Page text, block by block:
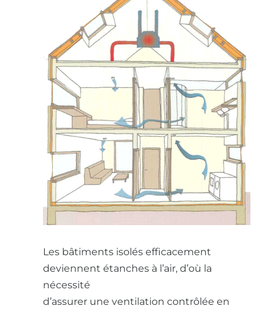
Les bâtiments isolés efficacement
deviennent étanches à l’air, d’où la
nécessité
d’assurer une ventilation contrôlée en